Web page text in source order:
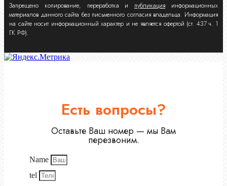
Запрещено копирование, переработка и публикация информационных
материалов данного сайта без письменного согласия владельца. Информация
на сайте носит информационный характер и не является офертой (ст. 437 ч. 1
ГК РФ).
Есть вопросы?
Оставьте Ваш номер — мы Вам
перезвоним.
Name
tel